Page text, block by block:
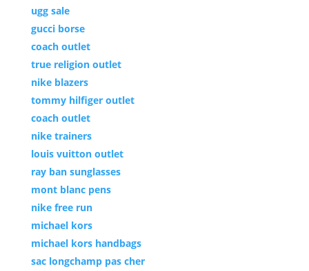
ugg sale
gucci borse
coach outlet
true religion outlet
nike blazers
tommy hilfiger outlet
coach outlet
nike trainers
louis vuitton outlet
ray ban sunglasses
mont blanc pens
nike free run
michael kors
michael kors handbags
sac longchamp pas cher